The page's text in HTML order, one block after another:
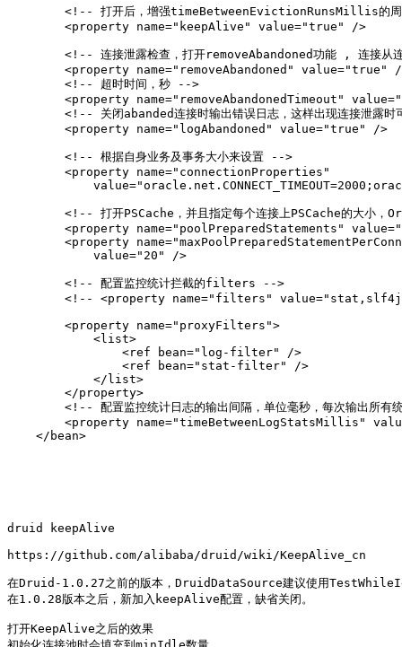
<!-- 打开后，增强timeBetweenEvictionRunsMillis的
        <property name="keepAlive" value="true" />
<!-- 连接泄露检查，打开removeAbandoned功能 , 连接从连
<property name="removeAbandoned" value="true"
        <!-- 超时时间，秒 -->
<property name="removeAbandonedTimeout"
<!-- 关闭abanded连接时输出错误日志，这样出现连接泄露时
        <property name="logAbandoned" value="true" />
        <!-- 根据自身业务及事务大小来设置 -->
        <property name="connectionProperties"
<!-- 打开PSCache，并且指定每个连接上PSCache的大小，
<property name="poolPreparedStatements"
<property
            value="20" />
        <!-- 配置监控统计拦截的filters -->
<!-- <property name="filters"
        <property name="proxyFilters">
            <list>
                <ref bean="log-filter" />
                <ref bean="stat-filter" />
            </list>
        </property>
<!-- 配置监控统计日志的输出间隔，单位毫秒，每次输出所有
<property name="timeBetweenLogStatsMillis"
    </bean>
druid keepAlive
https://github.com/alibaba/druid/wiki/KeepAlive_cn
在Druid-1.0.27之前的版本，DruidDataSource建议使用
在1.0.28版本之后，新加入keepAlive配置，缺省关闭。
打开KeepAlive之后的效果